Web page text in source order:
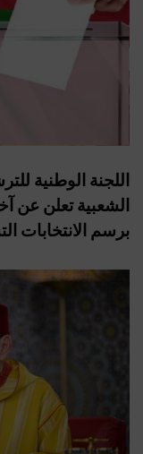
اللجنة الوطنية
الشعبية تعلن عن
برسم الانتخابات